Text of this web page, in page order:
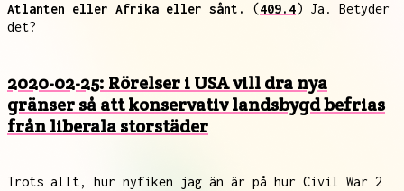
Atlanten eller Afrika eller sånt.
(409.4) Ja. Betyder
det?
2020-02-25: Rörelser i USA vill dra nya
gränser så att konservativ landsbygd befrias
från liberala storstäder
Trots allt, hur nyfiken jag än är på hur Civil War 2